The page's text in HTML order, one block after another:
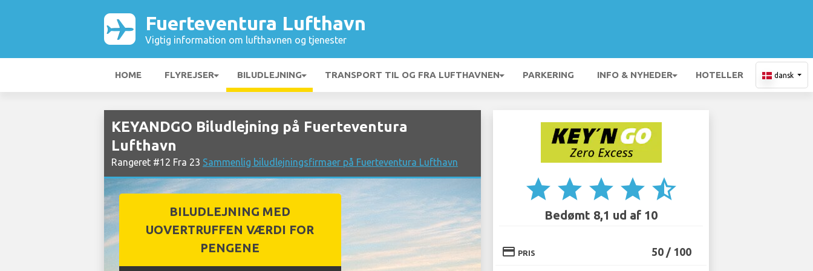
Fuerteventura Lufthavn
Vigtig information om lufthavnen og tjenester
HOME FLYREJSER BILUDLEJNING TRANSPORT TIL OG FRA LUFTHAVNEN PARKERING INFO & NYHEDER HOTELLER dansk
KEYANDGO Biludlejning på Fuerteventura
Lufthavn
Rangeret #12 Fra 23 Sammenlig biludlejningsfirmaer på Fuerteventura Lufthavn
BILUDLEJNING MED
UOVERTRUFFEN VÆRDI FOR
PENGENE
star star star star star_half
Bedømt 8,1 ud af 10
credit_card PRIS 50 / 100